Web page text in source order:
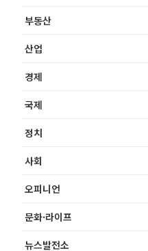
부동산
산업
경제
국제
정치
사회
오피니언
문화·라이프
뉴스발전소